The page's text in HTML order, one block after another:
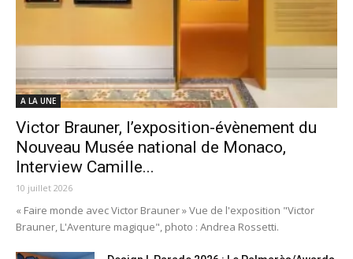
A LA UNE
Victor Brauner, l’exposition-évènement du
Nouveau Musée national de Monaco,
Interview Camille...
10 juillet 2026
« Faire monde avec Victor Brauner » Vue de l'exposition "Victor
Brauner, L'Aventure magique", photo : Andrea Rossetti.